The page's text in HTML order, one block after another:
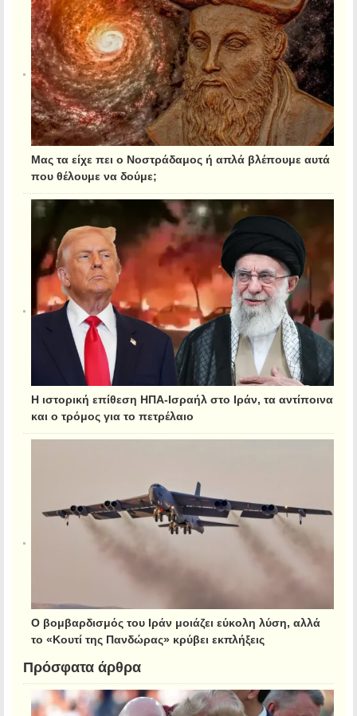
Μας τα είχε πει ο Νοστράδαμος ή απλά βλέπουμε αυτά
που θέλουμε να δούμε;
Η ιστορική επίθεση ΗΠΑ-Ισραήλ στο Ιράν, τα αντίποινα
και ο τρόμος για το πετρέλαιο
Ο βομβαρδισμός του Ιράν μοιάζει εύκολη λύση, αλλά
το «Κουτί της Πανδώρας» κρύβει εκπλήξεις
Πρόσφατα άρθρα